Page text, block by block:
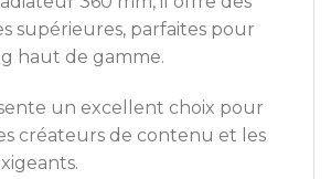
supérieures, parfaites pour
haut de gamme.
un excellent choix pour
créateurs de contenu et les